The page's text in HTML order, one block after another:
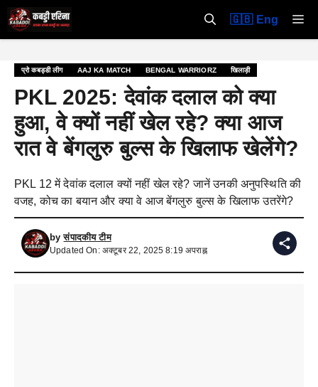
Skip
to
content
🇬🇧 Eng
प्रो कबड्डी लीग AAJ KA MATCH BENGAL WARRIORZ खिलाड़ी
PKL 2025: देवांक दलाल को क्या
हुआ, वे क्यों नहीं खेल रहे? क्या आज
रात वे बेंगलुरु बुल्स के खिलाफ खेलेंगे?
PKL 12 में देवांक दलाल क्यों नहीं खेल रहे? जानें उनकी अनुपस्थिति की
वजह, कोच का बयान और क्या वे आज बेंगलुरु बुल्स के खिलाफ उतरेंगे?
byसंपादकीय टीम
Updated On: अक्टूबर 22, 2025 8:19 अपराह्न